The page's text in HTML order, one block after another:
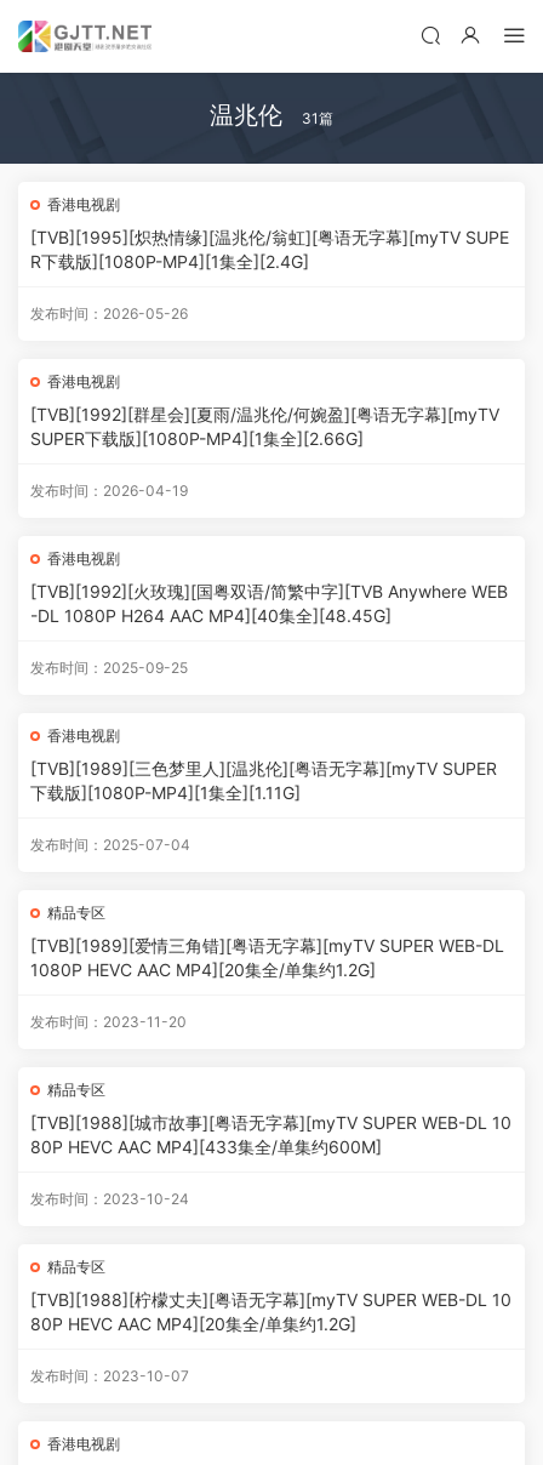
温兆伦 31篇
香港电视剧
[TVB][1995][炽热情缘][温兆伦/翁虹][粤语无字幕][myTV SUPE
R下载版][1080P-MP4][1集全][2.4G]
发布时间：2026-05-26
香港电视剧
[TVB][1992][群星会][夏雨/温兆伦/何婉盈][粤语无字幕][myTV
SUPER下载版][1080P-MP4][1集全][2.66G]
发布时间：2026-04-19
香港电视剧
[TVB][1992][火玫瑰][国粤双语/简繁中字][TVB Anywhere WEB
-DL 1080P H264 AAC MP4][40集全][48.45G]
发布时间：2025-09-25
香港电视剧
[TVB][1989][三色梦里人][温兆伦][粤语无字幕][myTV SUPER
下载版][1080P-MP4][1集全][1.11G]
发布时间：2025-07-04
精品专区
[TVB][1989][爱情三角错][粤语无字幕][myTV SUPER WEB-DL
1080P HEVC AAC MP4][20集全/单集约1.2G]
发布时间：2023-11-20
精品专区
[TVB][1988][城市故事][粤语无字幕][myTV SUPER WEB-DL 10
80P HEVC AAC MP4][433集全/单集约600M]
发布时间：2023-10-24
精品专区
[TVB][1988][柠檬丈夫][粤语无字幕][myTV SUPER WEB-DL 10
80P HEVC AAC MP4][20集全/单集约1.2G]
发布时间：2023-10-07
香港电视剧